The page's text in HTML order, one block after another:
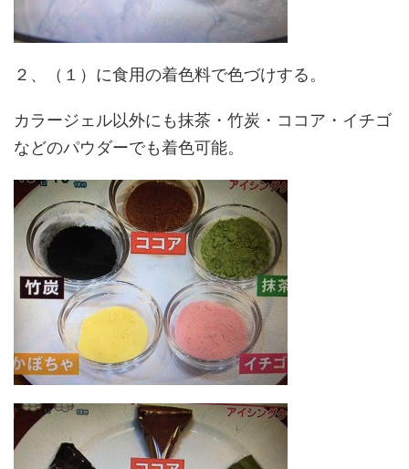
２、（１）に食用の着色料で色づけする。
カラージェル以外にも抹茶・竹炭・ココア・イチゴ
などのパウダーでも着色可能。